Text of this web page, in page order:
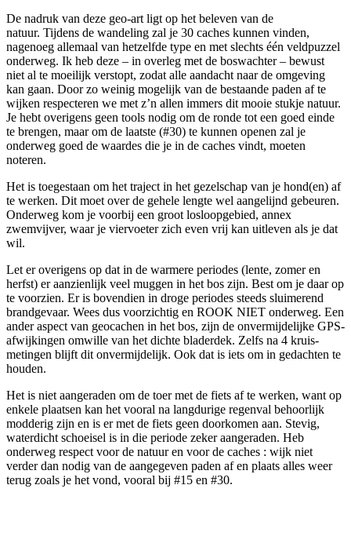
De nadruk van deze geo-art ligt op het beleven van de
natuur. Tijdens de wandeling zal je 30 caches kunnen vinden,
nagenoeg allemaal van hetzelfde type en met slechts één veldpuzzel
onderweg. Ik heb deze – in overleg met de boswachter – bewust
niet al te moeilijk verstopt, zodat alle aandacht naar de omgeving
kan gaan. Door zo weinig mogelijk van de bestaande paden af te
wijken respecteren we met z’n allen immers dit mooie stukje natuur.
Je hebt overigens geen tools nodig om de ronde tot een goed einde
te brengen, maar om de laatste (#30) te kunnen openen zal je
onderweg goed de waardes die je in de caches vindt, moeten
noteren.
Het is toegestaan om het traject in het gezelschap van je hond(en) af
te werken. Dit moet over de gehele lengte wel aangelijnd gebeuren.
Onderweg kom je voorbij een groot losloopgebied, annex
zwemvijver, waar je viervoeter zich even vrij kan uitleven als je dat
wil.
Let er overigens op dat in de warmere periodes (lente, zomer en
herfst) er aanzienlijk veel muggen in het bos zijn. Best om je daar op
te voorzien. Er is bovendien in droge periodes steeds sluimerend
brandgevaar. Wees dus voorzichtig en ROOK NIET onderweg. Een
ander aspect van geocachen in het bos, zijn de onvermijdelijke GPS-
afwijkingen omwille van het dichte bladerdek. Zelfs na 4 kruis-
metingen blijft dit onvermijdelijk. Ook dat is iets om in gedachten te
houden.
Het is niet aangeraden om de toer met de fiets af te werken, want op
enkele plaatsen kan het vooral na langdurige regenval behoorlijk
modderig zijn en is er met de fiets geen doorkomen aan. Stevig,
waterdicht schoeisel is in die periode zeker aangeraden. Heb
onderweg respect voor de natuur en voor de caches : wijk niet
verder dan nodig van de aangegeven paden af en plaats alles weer
terug zoals je het vond, vooral bij #15 en #30.